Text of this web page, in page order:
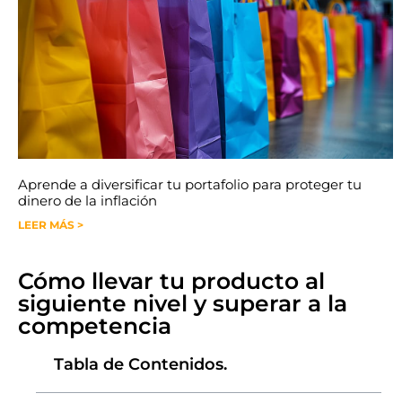
Aprende a diversificar tu portafolio para proteger tu
dinero de la inflación
LEER MÁS >
Cómo llevar tu producto al
siguiente nivel y superar a la
competencia
Tabla de Contenidos.